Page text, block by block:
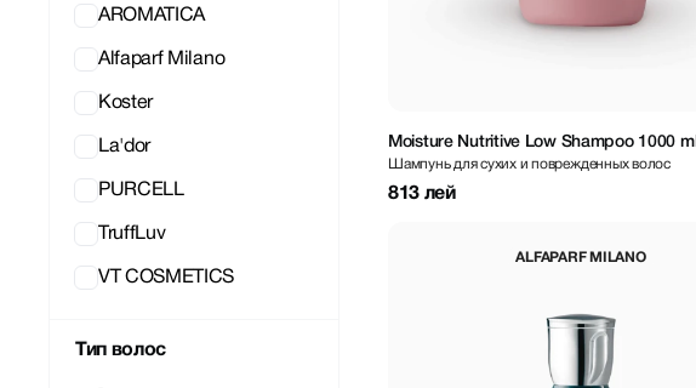
AROMATICA
Alfaparf Milano
Koster
La'dor
PURCELL
TruffLuv
VT COSMETICS
Тип волос
Moisture Nutritive Low Shampoo 1000 ml
Шампунь для сухих и поврежденных волос
813 лей
ALFAPARF MILANO